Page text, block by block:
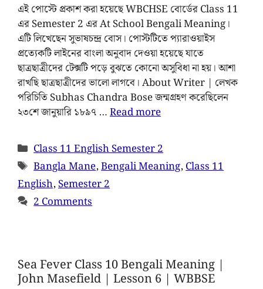
এই পোস্টে প্রকাশ করা হয়েছে WBCHSE বোর্ডের Class 11
এর ‍Semester 2 এর At School Bengali Meaning।
এটি লিখেছেন সুভাষচন্দ্র বোস। পোস্টটিতে প্যারাওয়াইস
প্রত্যেকটি লাইনের বাংলা অনুবাদ দেওয়া হয়েছে যাতে
ছাত্রছাত্রীদের টেক্সটি পড়ে বুঝতে কোনো অসুবিধা না হয়। আশা
রাখছি ছাত্রছাত্রীদের ভালো লাগবে। About Writer | লেখক
পরিচিতি Subhas Chandra Bose জন্মগ্রহণ করেছিলেন
২৩শে জানুয়ারি ১৮৯৭ …Read more
Class 11 English Semester 2
Bangla Mane,Bengali Meaning,Class 11
English,Semester 2
2 Comments
Sea Fever Class 10 Bengali Meaning |
John Masefield | Lesson 6 | WBBSE